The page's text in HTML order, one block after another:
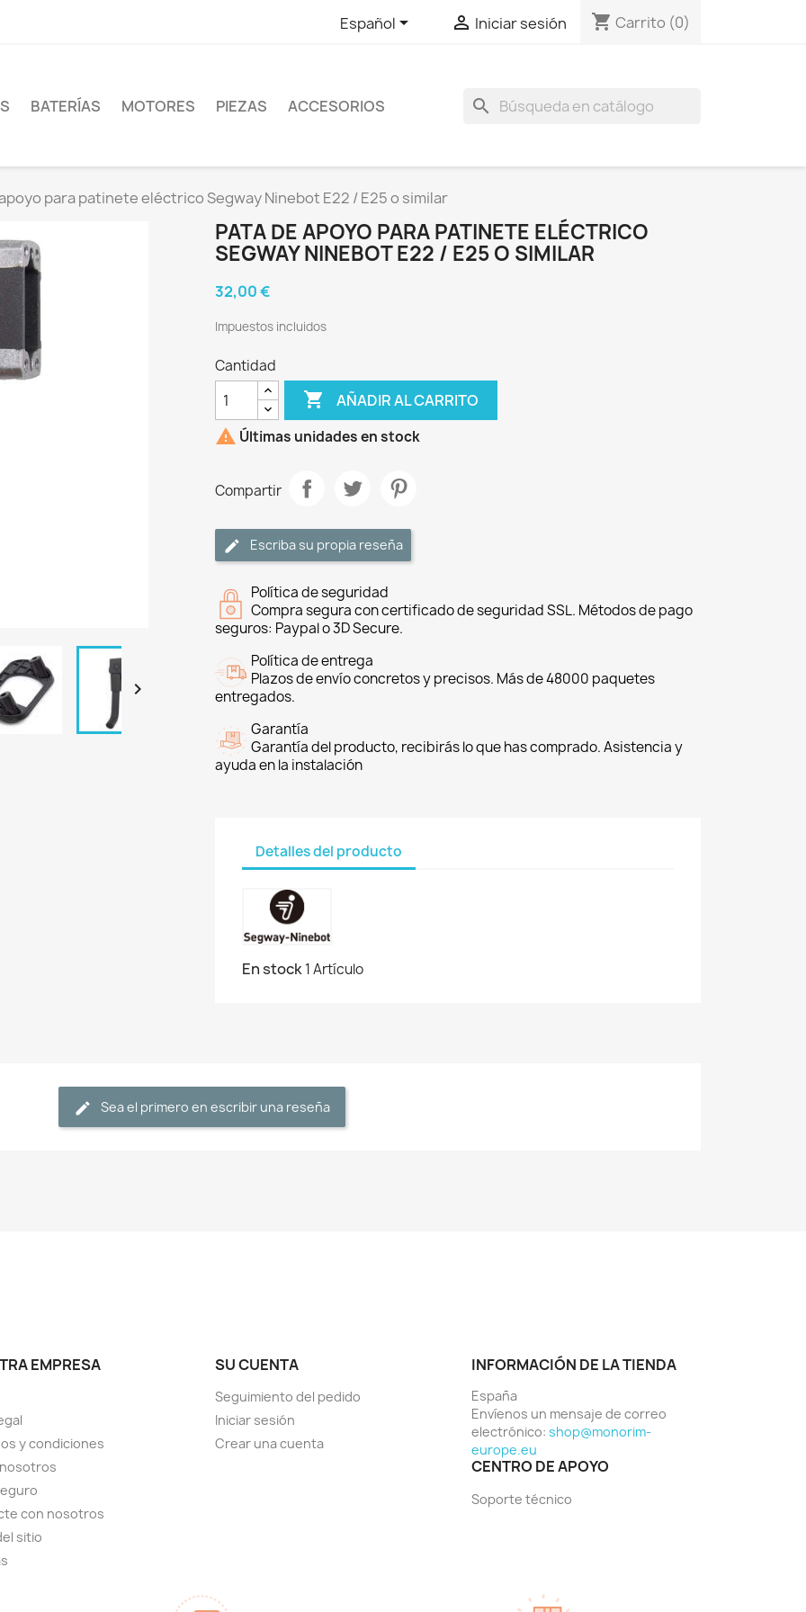
Español  Iniciar sesión shopping_cart Carrito (0)
BATERÍAS MOTORES PIEZAS ACCESORIOS search
para patinete eléctrico Segway Ninebot E22 / E25 o similar

PATA DE APOYO PARA PATINETE ELÉCTRICO
SEGWAY NINEBOT E22 / E25 O SIMILAR
32,00 €
Impuestos incluidos
Cantidad
 AÑADIR AL CARRITO
 Últimas unidades en stock
Compartir
Escriba su propia reseña
Política de seguridad
Compra segura con certificado de seguridad SSL. Métodos de pago
seguros: Paypal o 3D Secure.
Política de entrega
Plazos de envío concretos y precisos. Más de 48000 paquetes
entregados.
Garantía
Garantía del producto, recibirás lo que has comprado. Asistencia y
ayuda en la instalación
Detalles del producto
En stock1 Artículo
Sea el primero en escribir una reseña
EMPRESA
y condiciones
con nosotros
sitio
SU CUENTA
Seguimiento del pedido
Iniciar sesión
Crear una cuenta
INFORMACIÓN DE LA TIENDA
España
Envíenos un mensaje de correo
electrónico: shop@monorim-
europe.eu
CENTRO DE APOYO
Soporte técnico